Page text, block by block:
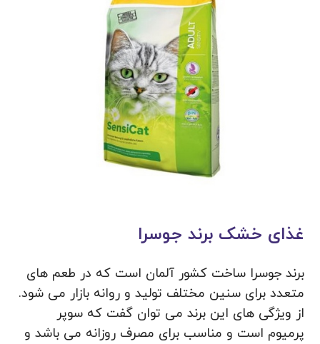
غذای خشک برند جوسرا
برند جوسرا ساخت کشور آلمان است که در طعم های
متعدد برای سنین مختلف تولید و روانه بازار می‌ شود.
از ویژگی‌ های این برند می ‌توان گفت که سوپر
پرمیوم است و مناسب برای مصرف روزانه می باشد و